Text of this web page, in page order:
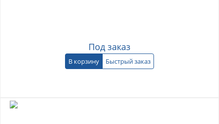
Под заказ
В корзину Быстрый заказ